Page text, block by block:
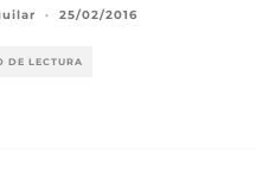
· 25/02/2016
DE LECTURA